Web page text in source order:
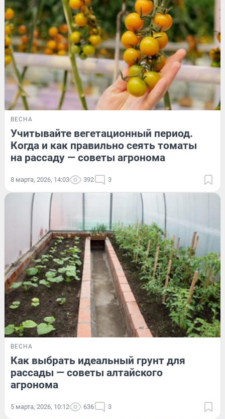
ВЕСНА
Учитывайте вегетационный период.
Когда и как правильно сеять томаты
на рассаду — советы агронома
8 марта, 2026, 14:03 392 3
ВЕСНА
Как выбрать идеальный грунт для
рассады — советы алтайского
агронома
5 марта, 2026, 10:12 636 3